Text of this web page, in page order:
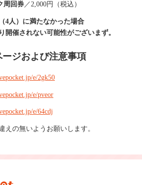
周回券／2,000円（税込）
4人）に満たなかった場合
開催されない可能性がございまず。
ジおよび注意事項
e/2gk50
e/pveor
e/64cdj
えの無いようお願いします。